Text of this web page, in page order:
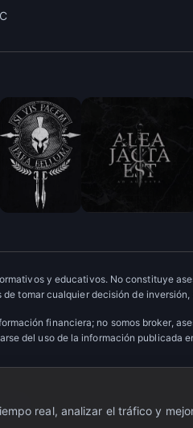
y educativos. No constituye
tomar cualquier decisión de
financiera; no somos broker,
del uso de la información
OTC
real, analizar el tráfico y